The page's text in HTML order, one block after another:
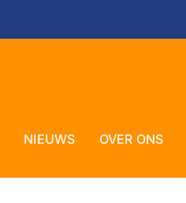
NIEUWS OVER ONS